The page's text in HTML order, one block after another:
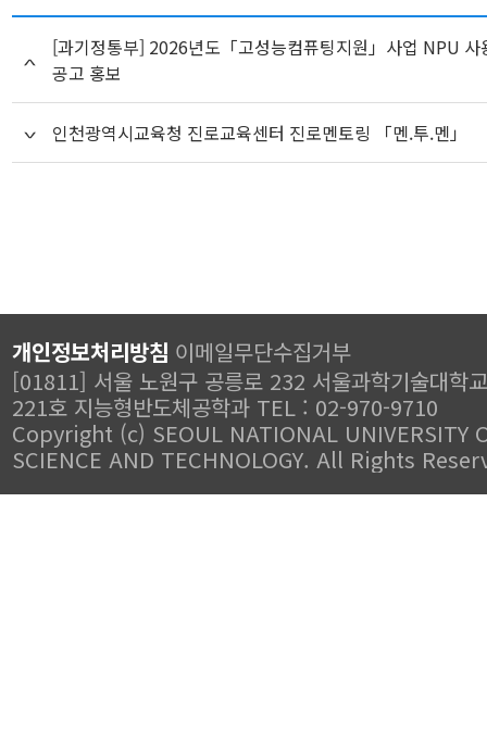
[과기정통부] 2026년도「고성능컴퓨팅지원」사업 NPU 사
공고 홍보
인천광역시교육청 진로교육센터 진로멘토링 「멘.투.멘」
개인정보처리방침 이메일무단수집거부
[01811] 서울 노원구 공릉로 232 서울과학기술대학
221호 지능형반도체공학과 TEL : 02-970-9710
Copyright (c) SEOUL NATIONAL UNIVERSITY
SCIENCE AND TECHNOLOGY. All Rights